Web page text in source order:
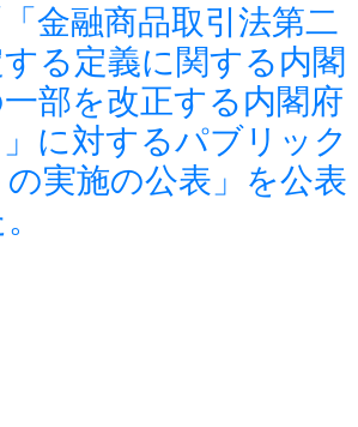
金融商品取引法第二
る定義に関する内閣
部を改正する内閣府
に対するパブリック
実施の公表」を公表